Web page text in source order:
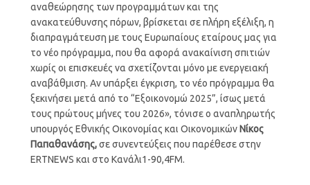
αναθεώρησης των προγραμμάτων και της
ανακατεύθυνσης πόρων, βρίσκεται σε πλήρη εξέλιξη, η
διαπραγμάτευση με τους Ευρωπαίους εταίρους μας για
το νέο πρόγραμμα, που θα αφορά ανακαίνιση σπιτιών
χωρίς οι επισκευές να σχετίζονται μόνο με ενεργειακή
αναβάθμιση. Αν υπάρξει έγκριση, το νέο πρόγραμμα θα
ξεκινήσει μετά από το “Εξοικονομώ 2025”, ίσως μετά
τους πρώτους μήνες του 2026», τόνισε ο αναπληρωτής
υπουργός Εθνικής Οικονομίας και Οικονομικών Νίκος
Παπαθανάσης,σε συνεντεύξεις που παρέθεσε στην
ERTNEWS και στο Κανάλι1-90,4FM.